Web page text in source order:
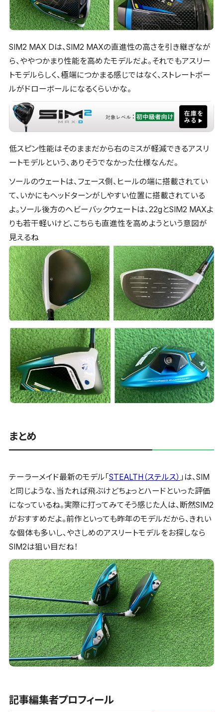
SIM2 MAX Dは、SIM2 MAXの直進性の高さを引き継ぎなが
ら、ややつかまり性能を高めたモデルだよ。それでもアスリー
トモデルらしく、極端につかまる感じではなく、ストレートボー
ルがドローボールになるくらいかな。
低スピン性能はそのままだから右のミスが軽減できるアスリ
ートモデルという、ありそうでなかった仕様なんだ。
ソールのウェートは、フェース側、ヒールの端に搭載されてい
て、いかにもヘッドターンがしやすい位置に搭載されている
よ。ソール後方のヘビーバックウェートは、22gとSIM2 MAXよ
りも若干軽いけど、こちらも直進性を高めようという意図が
見えるね
まとめ
テーラーメイド最新のモデル「STEALTH（ステルス） 」は、SIM
と同じような、当たれば飛ぶけどちょっとハードといった評価
になっているね。実際に打ってみてそう感じた人は、断然SIM2
がおすすめだよ。前作といっても昨年のモデルだから、きれい
な個体も多いし、やさしめのアスリートモデルをお探しなら
SIM2は狙い目だね！
記事編集者プロフィール